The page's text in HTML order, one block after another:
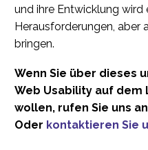
und ihre Entwicklung wird
Herausforderungen, aber
bringen.
Wenn Sie über dieses
Web Usability auf dem
wollen, rufen Sie uns
Oder kontaktieren Sie